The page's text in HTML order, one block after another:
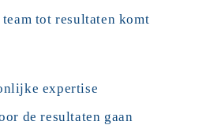
tot resultaten komt
expertise
de resultaten gaan